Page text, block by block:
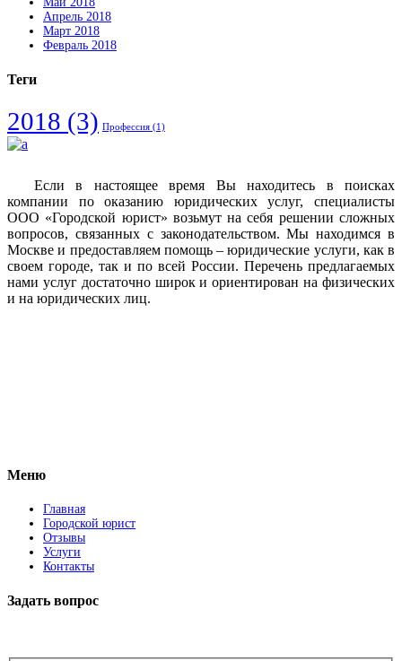
Апрель 2018
Март 2018
Февраль 2018
Теги
2018 (3) Профессия (1)
Если в настоящее время Вы находитесь в поисках
компании по оказанию юридических услуг, специалисты
ООО «Городской юрист» возьмут на себя решении сложных
вопросов, связанных с законодательством. Мы находимся в
Москве и предоставляем помощь – юридические услуги, как в
своем городе, так и по всей России. Перечень предлагаемых
нами услуг достаточно широк и ориентирован на физических
и на юридических лиц.
Меню
Главная
Городской юрист
Отзывы
Услуги
Контакты
Задать вопрос